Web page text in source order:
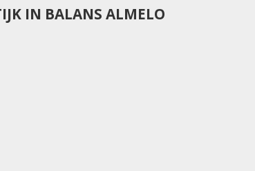
IN BALANS ALMELO